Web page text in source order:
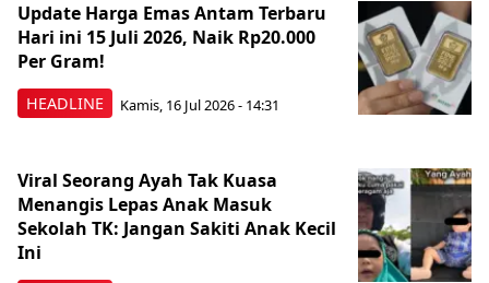
HEADLINE
Update Harga Emas Antam Terbaru
Hari ini 15 Juli 2026, Naik Rp20.000
Per Gram!
Kamis, 16 Jul 2026 - 14:31
Viral Seorang Ayah Tak Kuasa
Menangis Lepas Anak Masuk
Sekolah TK: Jangan Sakiti Anak Kecil
Ini